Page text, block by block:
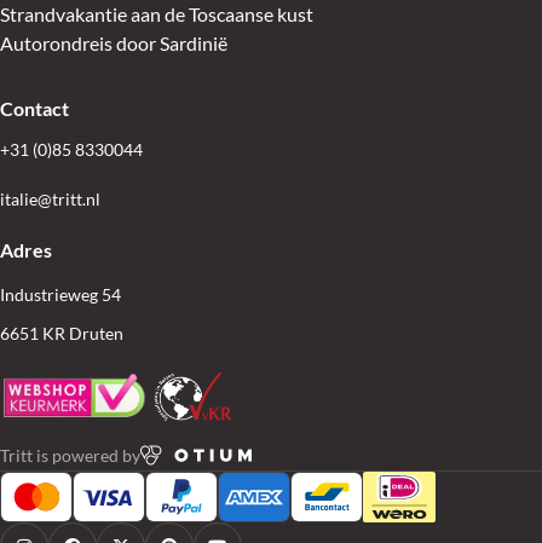
Strandvakantie aan de Toscaanse kust
Autorondreis door Sardinië
Contact
+31 (0)85 8330044
italie@tritt.nl
Adres
Industrieweg 54
6651 KR Druten
Tritt is powered by